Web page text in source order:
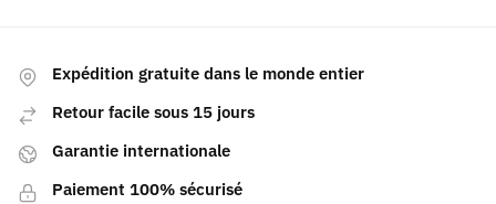
Expédition gratuite dans le monde entier
Retour facile sous 15 jours
Garantie internationale
Paiement 100% sécurisé